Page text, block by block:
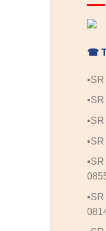
☎
Cửa nhựa Đài Loan